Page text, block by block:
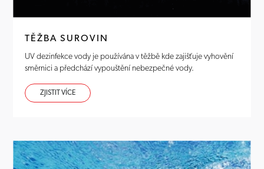
TĚŽBA SUROVIN
UV dezinfekce vody je používána v těžbě kde zajišťuje vyhovění
směrnici a předchází vypouštění nebezpečné vody.
ZJISTIT VÍCE